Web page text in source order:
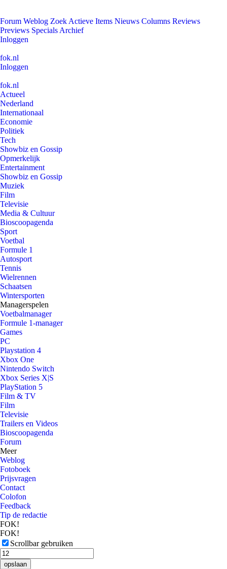
Forum Weblog Zoek Actieve Items Nieuws Columns Reviews
Previews Specials Archief
Inloggen
fok.nl
Inloggen
fok.nl
Actueel
Nederland
Internationaal
Economie
Politiek
Tech
Showbiz en Gossip
Opmerkelijk
Entertainment
Showbiz en Gossip
Muziek
Film
Televisie
Media & Cultuur
Bioscoopagenda
Sport
Voetbal
Formule 1
Autosport
Tennis
Wielrennen
Schaatsen
Wintersporten
Managerspelen
Voetbalmanager
Formule 1-manager
Games
PC
Playstation 4
Xbox One
Nintendo Switch
Xbox Series X|S
PlayStation 5
Film & TV
Film
Televisie
Trailers en Videos
Bioscoopagenda
Forum
Meer
Weblog
Fotoboek
Prijsvragen
Contact
Colofon
Feedback
Tip de redactie
FOK!
FOK!
Scrollbar gebruiken
opslaan